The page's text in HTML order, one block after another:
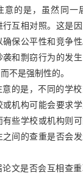
意的是，虽然同一
互相对照。这是
保公平性和竞争
和剽窃行为的发
不是强制性的。
的是，不同的学
机构可能会要求
些学校或机构则
间的查重是否会
文是否会互相查